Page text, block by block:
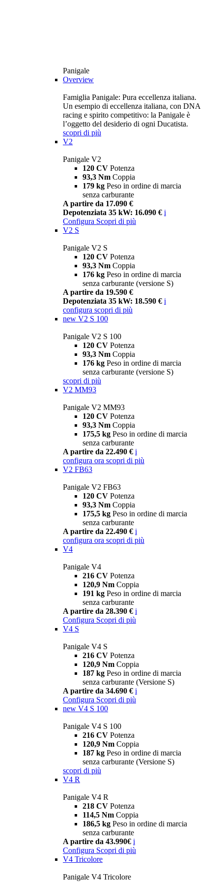
Panigale
Overview
Famiglia Panigale: Pura eccellenza italiana.
Un esempio di eccellenza italiana, con DNA
racing e spirito competitivo: la Panigale è
l’oggetto del desiderio di ogni Ducatista.
scopri di più
V2
Panigale V2
120 CV Potenza
93,3 Nm Coppia
179 kg Peso in ordine di marcia
senza carburante
A partire da 17.090 €
Depotenziata 35 kW: 16.090 € i
Configura Scopri di più
V2 S
Panigale V2 S
120 CV Potenza
93,3 Nm Coppia
176 kg Peso in ordine di marcia
senza carburante (versione S)
A partire da 19.590 €
Depotenziata 35 kW: 18.590 € i
configura scopri di più
new V2 S 100
Panigale V2 S 100
120 CV Potenza
93,3 Nm Coppia
176 kg Peso in ordine di marcia
senza carburante (versione S)
scopri di più
V2 MM93
Panigale V2 MM93
120 CV Potenza
93,3 Nm Coppia
175,5 kg Peso in ordine di marcia
senza carburante
A partire da 22.490 € i
configura ora scopri di più
V2 FB63
Panigale V2 FB63
120 CV Potenza
93,3 Nm Coppia
175,5 kg Peso in ordine di marcia
senza carburante
A partire da 22.490 € i
configura ora scopri di più
V4
Panigale V4
216 CV Potenza
120,9 Nm Coppia
191 kg Peso in ordine di marcia
senza carburante
A partire da 28.390 € i
Configura Scopri di più
V4 S
Panigale V4 S
216 CV Potenza
120,9 Nm Coppia
187 kg Peso in ordine di marcia
senza carburante (Versione S)
A partire da 34.690 € i
Configura Scopri di più
new V4 S 100
Panigale V4 S 100
216 CV Potenza
120,9 Nm Coppia
187 kg Peso in ordine di marcia
senza carburante (Versione S)
scopri di più
V4 R
Panigale V4 R
218 CV Potenza
114,5 Nm Coppia
186,5 kg Peso in ordine di marcia
senza carburante
A partire da 43.990€ i
Configura Scopri di più
V4 Tricolore
Panigale V4 Tricolore